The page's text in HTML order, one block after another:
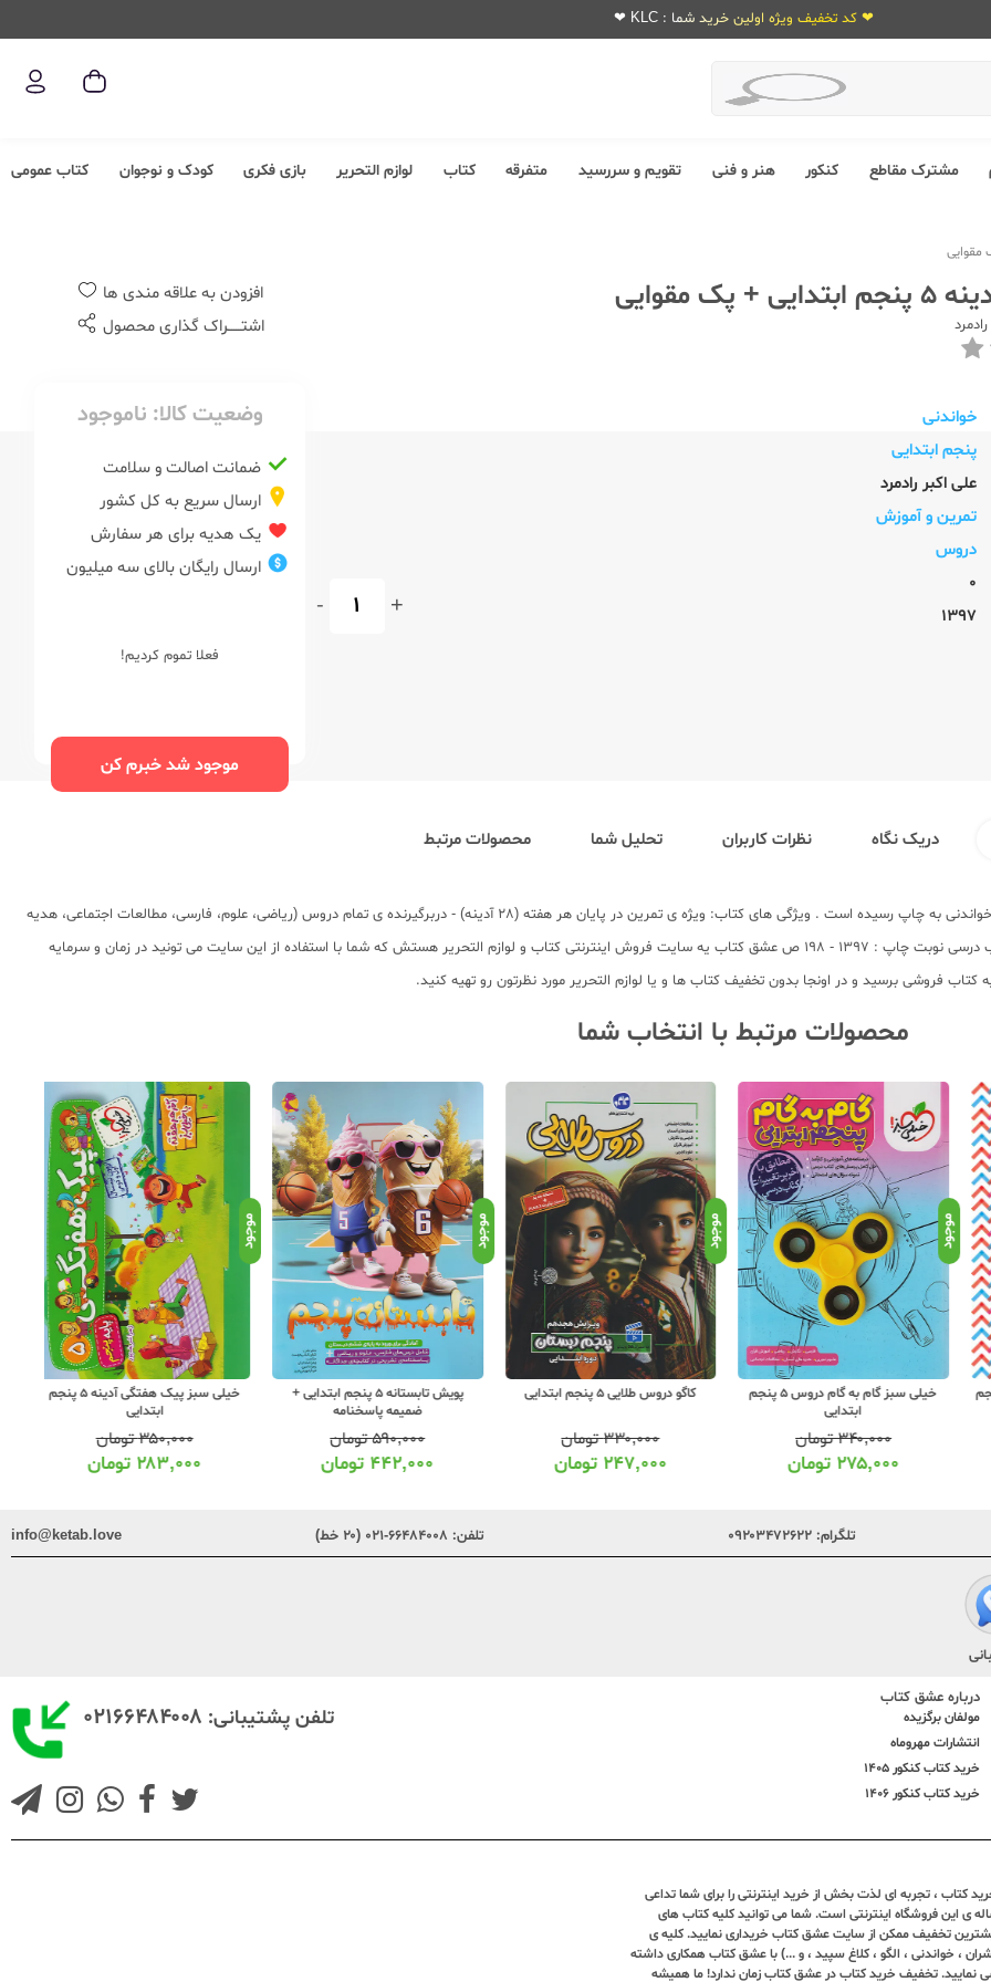
❤ کد تخفیف ویژه اولین خرید شما : KLC ❤
مشترک مقاطع کنکور هنر و فنی تقویم و سررسید متفرقه کتاب لوازم التحریر بازی فکری کودک و نوجوان کتاب عمومی
پک مقوایی
خواندنی
پنجم ابتدایی
علی اکبر رادمرد
تمرین و آموزش
دروس
0
1397
+
-
افزودن به علاقه مندی ها
اشتــــــراک گذاری محصول
وضعیت کالا: ناموجود
ضمانت اصالت و سلامت
ارسال سریع به کل کشور
یک هدیه برای هر سفارش
ارسال رایگان بالای سه میلیون
فعلا تموم کردیم!
موجود شد خبرم کن
دریک نگاه نظرات کاربران تحلیل شما محصولات مرتبط
آدینه پنجم 5 ابتدایی(جمعه های خواندنی) توسط استاد علی اکبر راد مرد در انتشارات خواندنی به چاپ رسیده است . ویژگی های کتاب: ویژه ی تمرین در پایان هر هفته (28 آدینه) - دربرگیرنده ی تمام دروس (ریاضی، علوم، فارسی، مطالعات اجتماعی، هدیه
های آسمانی ) بودجه بندی براساس اهداف آموزش وپرورش و به تفکیک صفحات کتاب درسی نوبت چاپ : 1397 - 198 ص عشق کتاب یه سایت فروش اینترنتی کتاب و لوازم التحریر هستش که شما با استفاده از این سایت می تونید در زمان و سرمایه
فروشی برسید و در اونجا بدون تخفیف کتاب ها و یا لوازم التحریر مورد نظرتون رو تهیه کنید.
محصولات مرتبط با انتخاب شما
موجود
خیلی سبز گام به گام دروس 5 پنجم
ابتدایی
۳۴۰,۰۰۰تومان
۲۷۵,۰۰۰تومان
موجود
کاگو دروس طلایی 5 پنجم ابتدایی
۳۳۰,۰۰۰تومان
۲۴۷,۰۰۰تومان
موجود
پویش تابستانه 5 پنجم ابتدایی +
ضمیمه پاسخنامه
۵۹۰,۰۰۰تومان
۴۴۲,۰۰۰تومان
موجود
خیلی سبز پیک هفتگی آدینه 5 پنجم
ابتدایی
۳۵۰,۰۰۰تومان
۲۸۳,۰۰۰تومان
تلگرام: ۰۹۲۰۳۴۷۲۶۲۲ تلفن: ۶۶۴۸۴۰۰۸-۰۲۱ (۲۰ خط) info@ketab.love
درباره عشق کتاب
مولفان برگزیده
انتشارات مهروماه
خرید کتاب کنکور 1405
خرید کتاب کنکور 1406
تلفن پشتیبانی: ۰۲۱۶۶۴۸۴۰۰۸
کتاب ، تجربه ای لذت بخش از خرید اینترنتی را برای شما تداعی
ساله ی این فروشگاه اینترنتی است. شما می توانید کلیه کتاب های
تخفیف ممکن از سایت عشق کتاب خریداری نمایید. کلیه ی
، خواندنی ، الگو ، کلاغ سپید ، و ...) با عشق کتاب همکاری داشته
نمایید. تخفیف خرید کتاب در عشق کتاب زمان ندارد! ما همیشه